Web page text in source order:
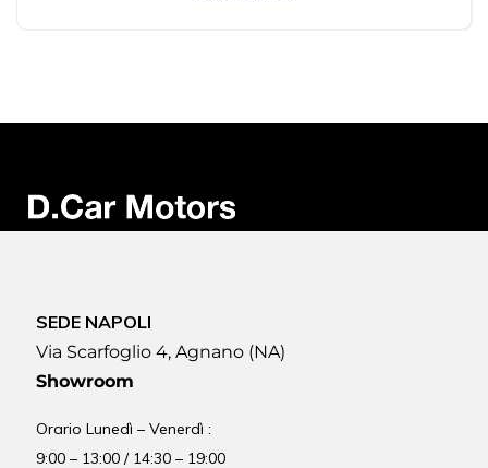
SEDE NAPOLI
Via Scarfoglio 4, Agnano (NA)
Showroom
Orario Lunedì – Venerdì :
9:00 – 13:00 / 14:30 – 19:00